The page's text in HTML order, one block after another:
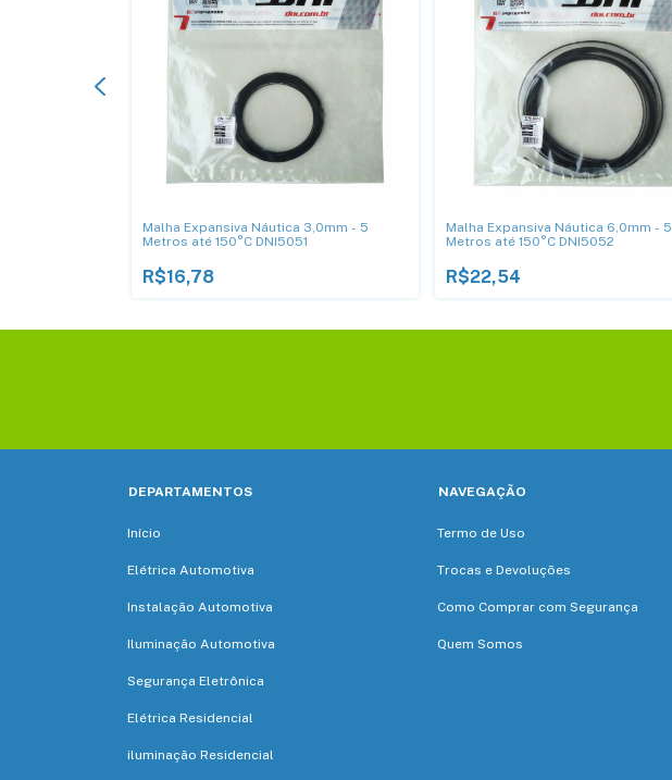
Malha Expansiva Náutica 3,0mm - 5
Metros até 150°C DNI5051
R$16,78
Malha Expansiva Náutica 6,0mm - 5
Metros até 150°C DNI5052
R$22,54
DEPARTAMENTOS
Início
Elétrica Automotiva
Instalação Automotiva
Iluminação Automotiva
Segurança Eletrônica
Elétrica Residencial
iluminação Residencial
NAVEGAÇÃO
Termo de Uso
Trocas e Devoluções
Como Comprar com Segurança
Quem Somos